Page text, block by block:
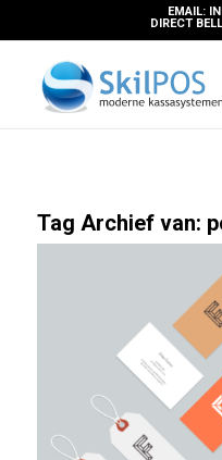
EMAIL:
DIRECT
Tag Archief van: